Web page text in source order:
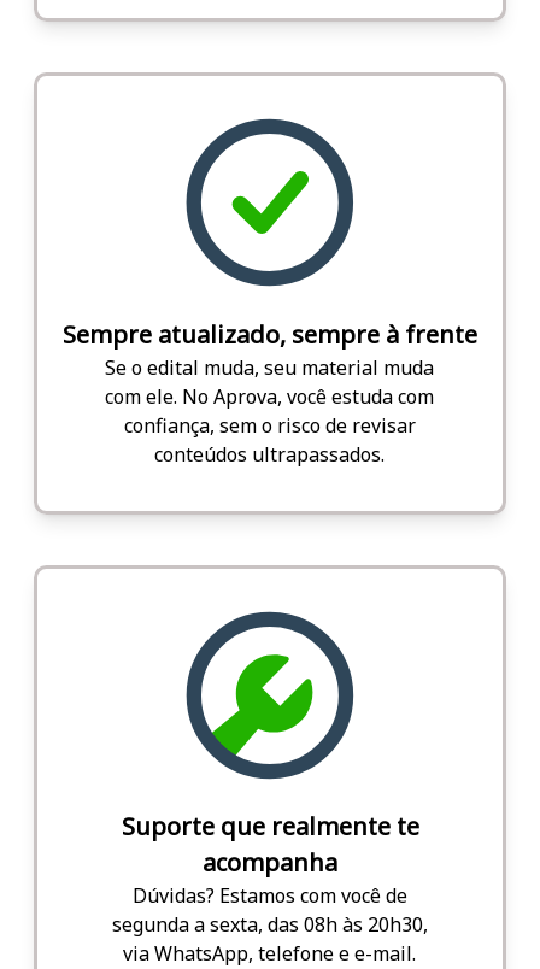
Sempre atualizado, sempre à frente
Se o edital muda, seu material muda
com ele. No Aprova, você estuda com
confiança, sem o risco de revisar
conteúdos ultrapassados.
Suporte que realmente te
acompanha
Dúvidas? Estamos com você de
segunda a sexta, das 08h às 20h30,
via WhatsApp, telefone e e-mail.